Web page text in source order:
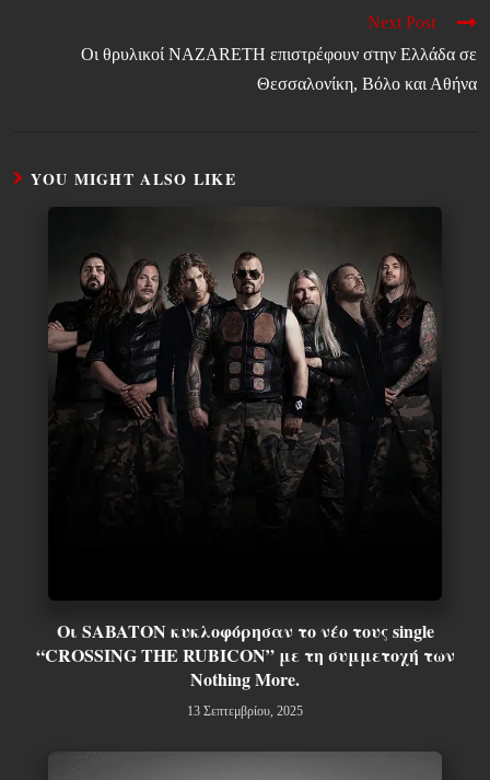
Next Post
Οι θρυλικοί NAZARETH επιστρέφουν στην Ελλάδα σε
Θεσσαλονίκη, Βόλο και Αθήνα
YOU MIGHT ALSO LIKE
Οι SABATON κυκλοφόρησαν το νέο τους single
“CROSSING THE RUBICON” με τη συμμετοχή των
Nothing More.
13 Σεπτεμβρίου, 2025